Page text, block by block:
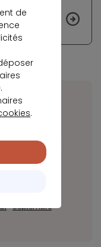
de Renault
crise
2023
Septembre
de
.